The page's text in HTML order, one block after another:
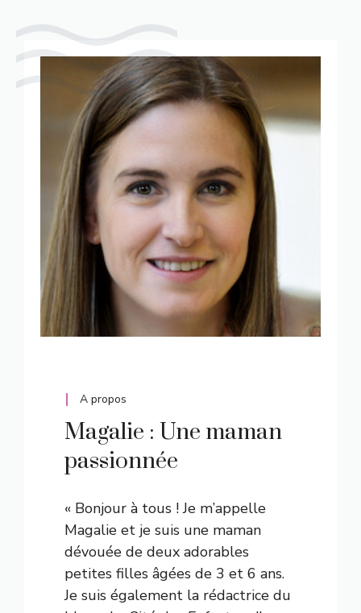
A propos
Magalie : Une maman
passionnée
« Bonjour à tous ! Je m’appelle
Magalie et je suis une maman
dévouée de deux adorables
petites filles âgées de 3 et 6 ans.
Je suis également la rédactrice du